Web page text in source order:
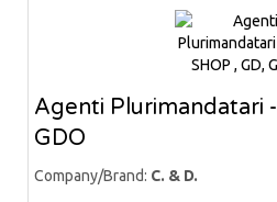
Agenti Plurimandatari
GDO
Company/Brand: C. & D.